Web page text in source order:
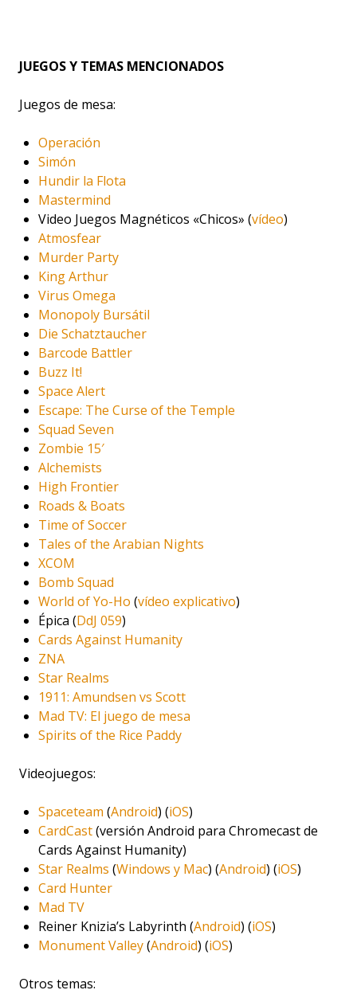
JUEGOS Y TEMAS MENCIONADOS
Juegos de mesa:
Operación
Simón
Hundir la Flota
Mastermind
Video Juegos Magnéticos «Chicos» (vídeo)
Atmosfear
Murder Party
King Arthur
Virus Omega
Monopoly Bursátil
Die Schatztaucher
Barcode Battler
Buzz It!
Space Alert
Escape: The Curse of the Temple
Squad Seven
Zombie 15′
Alchemists
High Frontier
Roads & Boats
Time of Soccer
Tales of the Arabian Nights
XCOM
Bomb Squad
World of Yo-Ho (vídeo explicativo)
Épica (DdJ 059)
Cards Against Humanity
ZNA
Star Realms
1911: Amundsen vs Scott
Mad TV: El juego de mesa
Spirits of the Rice Paddy
Videojuegos:
Spaceteam (Android) (iOS)
CardCast(versión Android para Chromecast de
Cards Against Humanity)
Star Realms (Windows y Mac) (Android) (iOS)
Card Hunter
Mad TV
Reiner Knizia’s Labyrinth (Android) (iOS)
Monument Valley(Android) (iOS)
Otros temas: